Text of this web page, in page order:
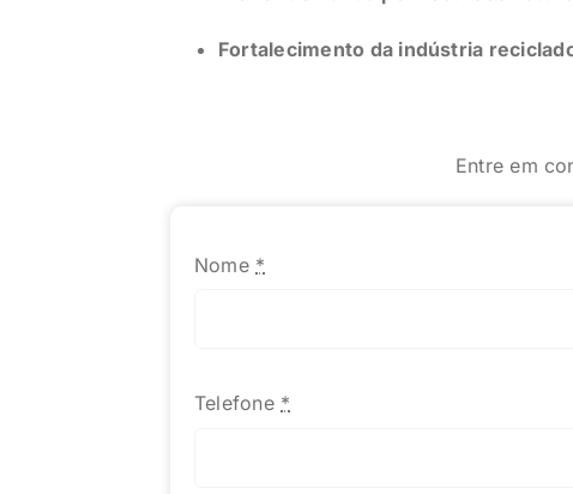
Fortalecimento da indústria
Entre em
Nome *
Telefone *